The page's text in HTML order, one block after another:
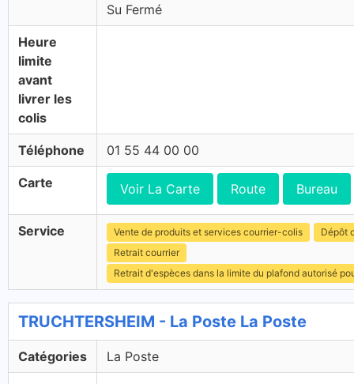
Su Fermé
Heure
limite
avant
livrer les
colis
Téléphone 01 55 44 00 00
Carte Voir La Carte Route Bureau
Service Vente de produits et services courrier-colis
Dépôt
Retrait courrier
Retrait d'espèces dans la limite du plafond autorisé
TRUCHTERSHEIM - La Poste La Poste
Catégories La Poste